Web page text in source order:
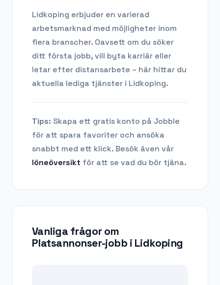
Lidkoping erbjuder en varierad
arbetsmarknad med möjligheter inom
flera branscher. Oavsett om du söker
ditt första jobb, vill byta karriär eller
letar efter distansarbete – här hittar du
aktuella lediga tjänster i Lidkoping.
Tips: Skapa ett gratis konto på Jobble
för att spara favoriter och ansöka
snabbt med ett klick. Besök även vår
löneöversikt för att se vad du bör tjäna.
Vanliga frågor om
Platsannonser-jobb i Lidkoping